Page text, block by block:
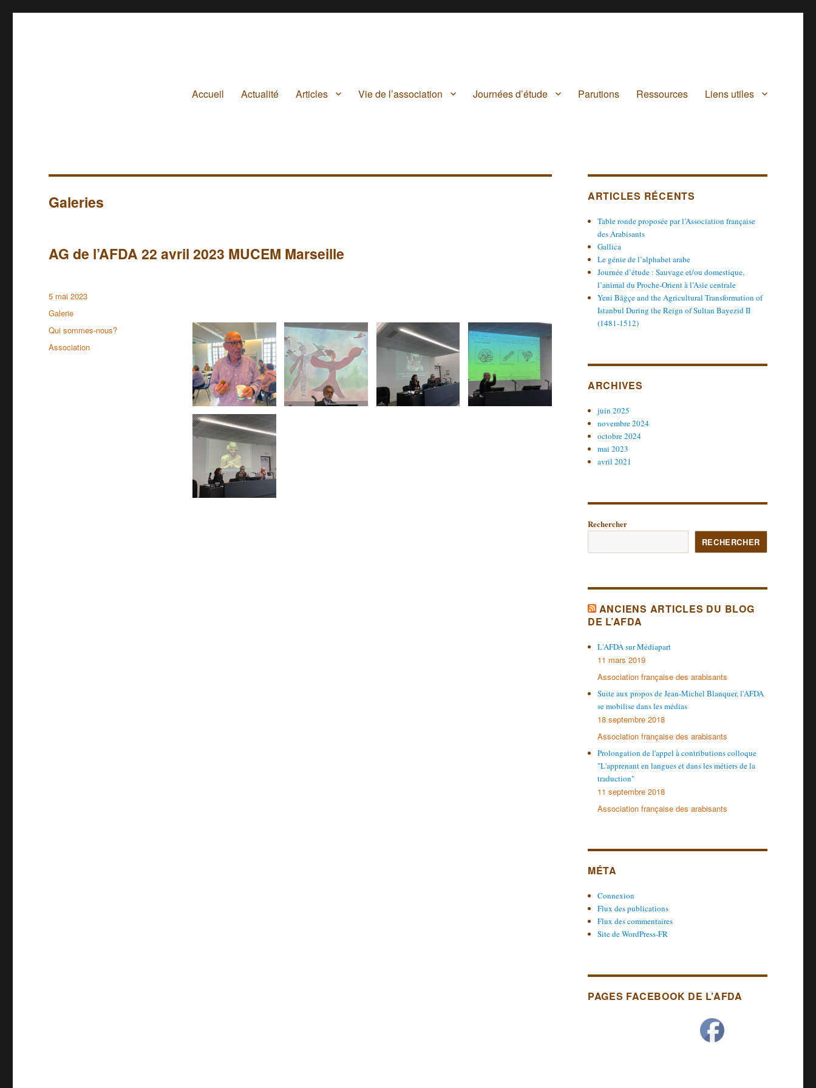
Accueil Actualité Articles Vie de l’association Journées d’étude Parutions Ressources Liens utiles
Galeries
AG de l’AFDA 22 avril 2023 MUCEM Marseille
Publié
le
5 mai 2023
Format
Galerie
Catégories
Qui sommes-nous?
Étiquettes
Association
ARTICLES RÉCENTS
Table ronde proposée par l’Association française
des Arabisants
Gallica
Le génie de l’alphabet arabe
Journée d’étude : Sauvage et/ou domestique,
l’animal du Proche-Orient à l’Asie centrale
Yeni Bāġçe and the Agricultural Transformation of
Istanbul During the Reign of Sultan Bayezid II
(1481-1512)
ARCHIVES
juin 2025
novembre 2024
octobre 2024
mai 2023
avril 2021
Rechercher
RECHERCHER
ANCIENS ARTICLES DU BLOG
DE L’AFDA
L'AFDA sur Médiapart
11 mars 2019
Association française des arabisants
Suite aux propos de Jean-Michel Blanquer, l'AFDA
se mobilise dans les médias
18 septembre 2018
Association française des arabisants
Prolongation de l'appel à contributions colloque
"L'apprenant en langues et dans les métiers de la
traduction"
11 septembre 2018
Association française des arabisants
MÉTA
Connexion
Flux des publications
Flux des commentaires
Site de WordPress-FR
PAGES FACEBOOK DE L’AFDA